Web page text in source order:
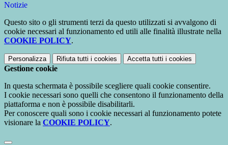
Notizie
Questo sito o gli strumenti terzi da questo utilizzati si avvalgono di
cookie necessari al funzionamento ed utili alle finalità illustrate nella
COOKIE POLICY.
Personalizza Rifiuta tutti i cookies Accetta tutti i cookies
Gestione cookie
In questa schermata è possibile scegliere quali cookie consentire.
I cookie necessari sono quelli che consentono il funzionamento della
piattaforma e non è possibile disabilitarli.
Per conoscere quali sono i cookie necessari al funzionamento potete
visionare la COOKIE POLICY.